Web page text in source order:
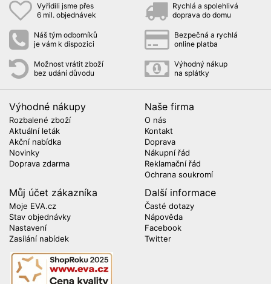
Vyřídili jsme přes
6 mil. objednávek
Rychlá a spolehlivá
doprava do domu
Náš tým odborníků
je vám k dispozici
Bezpečná a rychlá
online platba
Možnost vrátit zboží
bez udání důvodu
Výhodný nákup
na splátky
Výhodné nákupy
Rozbalené zboží
Aktuální leták
Akční nabídka
Novinky
Doprava zdarma
Naše firma
O nás
Kontakt
Doprava
Nákupní řád
Reklamační řád
Ochrana soukromí
Můj účet zákazníka
Moje EVA.cz
Stav objednávky
Nastavení
Zasílání nabídek
Další informace
Časté dotazy
Nápověda
Facebook
Twitter